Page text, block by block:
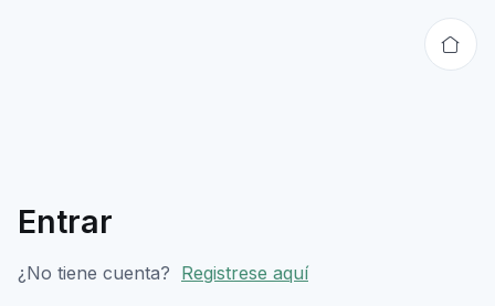
Entrar
¿No tiene cuenta? Registrese aquí